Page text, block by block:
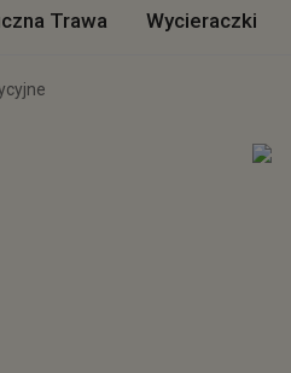
Trawa Wycieraczki